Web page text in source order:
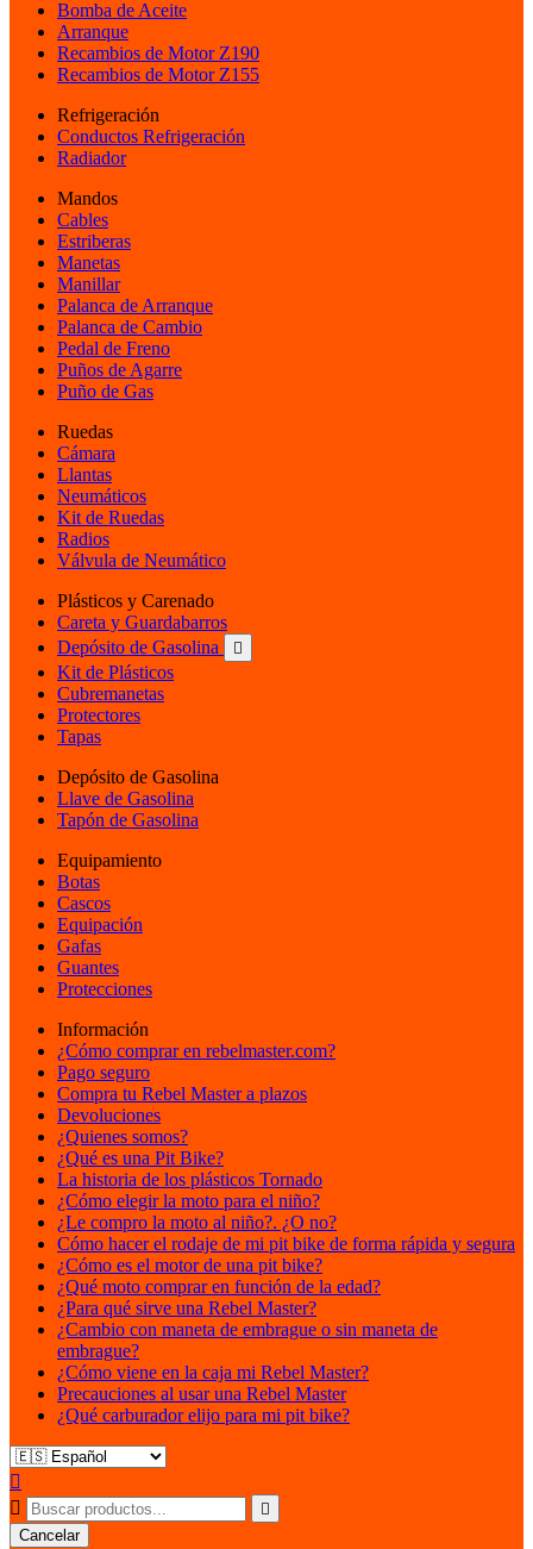
Bomba de Aceite
Arranque
Recambios de Motor Z190
Recambios de Motor Z155
Refrigeración
Conductos Refrigeración
Radiador
Mandos
Cables
Estriberas
Manetas
Manillar
Palanca de Arranque
Palanca de Cambio
Pedal de Freno
Puños de Agarre
Puño de Gas
Ruedas
Cámara
Llantas
Neumáticos
Kit de Ruedas
Radios
Válvula de Neumático
Plásticos y Carenado
Careta y Guardabarros
Depósito de Gasolina

Kit de Plásticos
Cubremanetas
Protectores
Tapas
Depósito de Gasolina
Llave de Gasolina
Tapón de Gasolina
Equipamiento
Botas
Cascos
Equipación
Gafas
Guantes
Protecciones
Información
¿Cómo comprar en rebelmaster.com?
Pago seguro
Compra tu Rebel Master a plazos
Devoluciones
¿Quienes somos?
¿Qué es una Pit Bike?
La historia de los plásticos Tornado
¿Cómo elegir la moto para el niño?
¿Le compro la moto al niño?. ¿O no?
Cómo hacer el rodaje de mi pit bike de forma rápida y segura
¿Cómo es el motor de una pit bike?
¿Qué moto comprar en función de la edad?
¿Para qué sirve una Rebel Master?
¿Cambio con maneta de embrague o sin maneta de
embrague?
¿Cómo viene en la caja mi Rebel Master?
Precauciones al usar una Rebel Master
¿Qué carburador elijo para mi pit bike?



Cancelar